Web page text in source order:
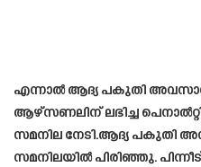
എന്നാൽ ആദ്യ പകുതി
ആഴ്സണലിന് ലഭിച്ച
സമനില നേടി.ആദ്യ പകുതി
സമനിലയിൽ പിരിഞ്ഞു. പിന്നീട്,